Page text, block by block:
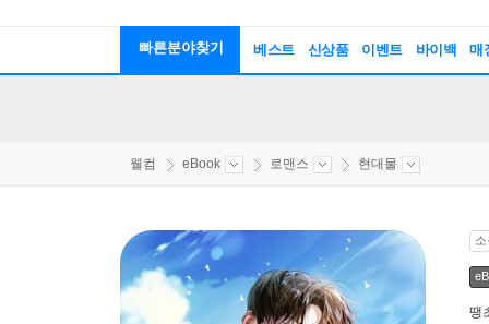
빠른분야찾기 베스트 신상품 이벤트 바이백 매
웰컴 eBook 로맨스 현대물
땡